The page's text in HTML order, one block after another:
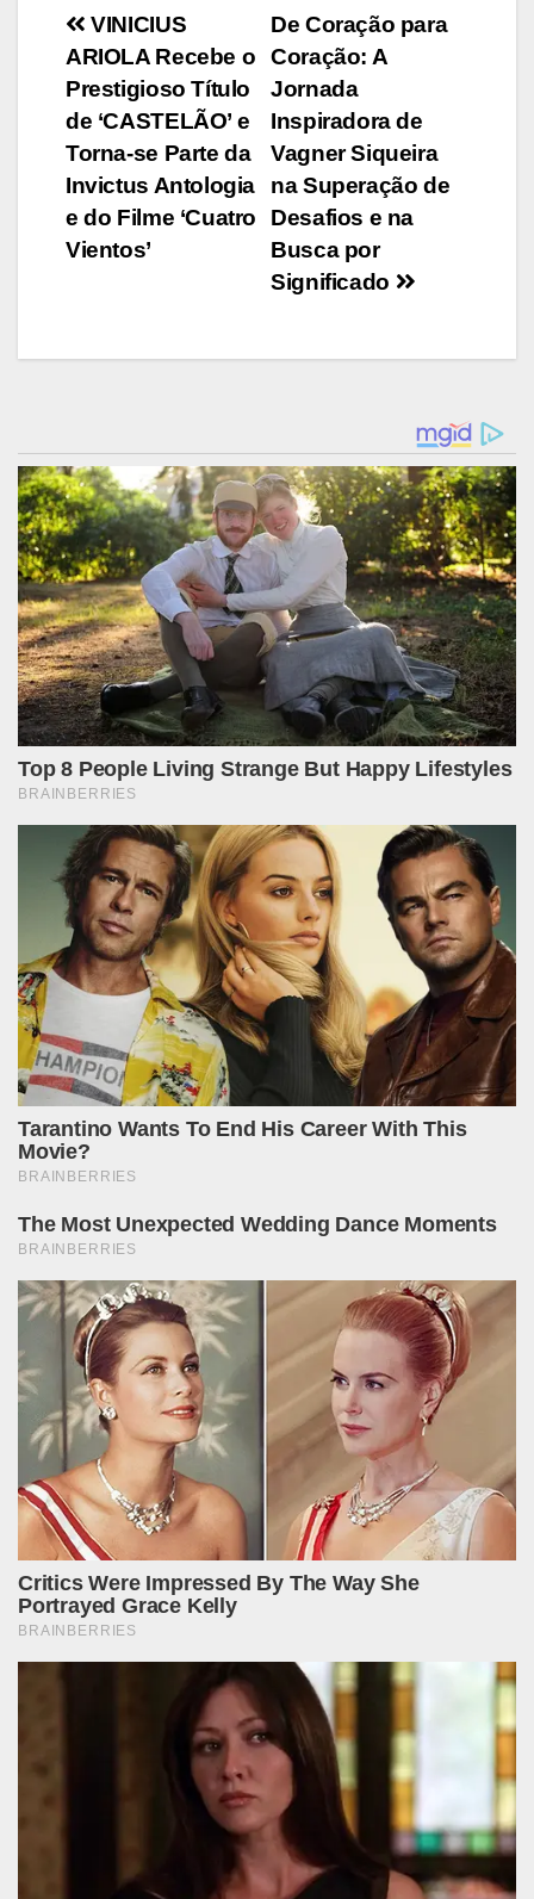
Navegação
de
Post
De Coração para
Coração: A
Jornada
Inspiradora de
Vagner Siqueira
na Superação de
Desafios e na
Busca por
Significado
VINICIUS
ARIOLA Recebe o
Prestigioso Título
de ‘CASTELÃO’ e
Torna-se Parte da
Invictus Antologia
e do Filme ‘Cuatro
Vientos’